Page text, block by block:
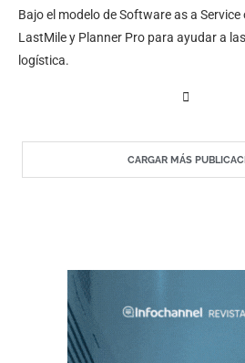
Bajo el modelo de Software as a
LastMile y Planner Pro para ayudar a
logística.
CARGAR MÁS